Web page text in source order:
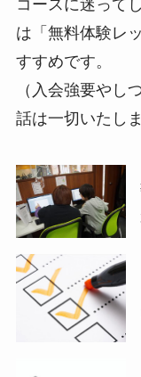
コースに迷って
は「無料体験レ
すすめです。
（入会強要やし
話は一切いたしま